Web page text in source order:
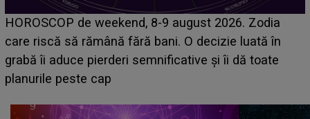
Emanuel a ținut ACEST DETALIU ASCUNS până
acum! În fața Alexandrei, concurentul din Casa Iubirii
face o MĂRTURISIRE NEAȘTEPTATĂ despre mama
sa: "I-am spus și ei în față, eu nu te iubesc pentru